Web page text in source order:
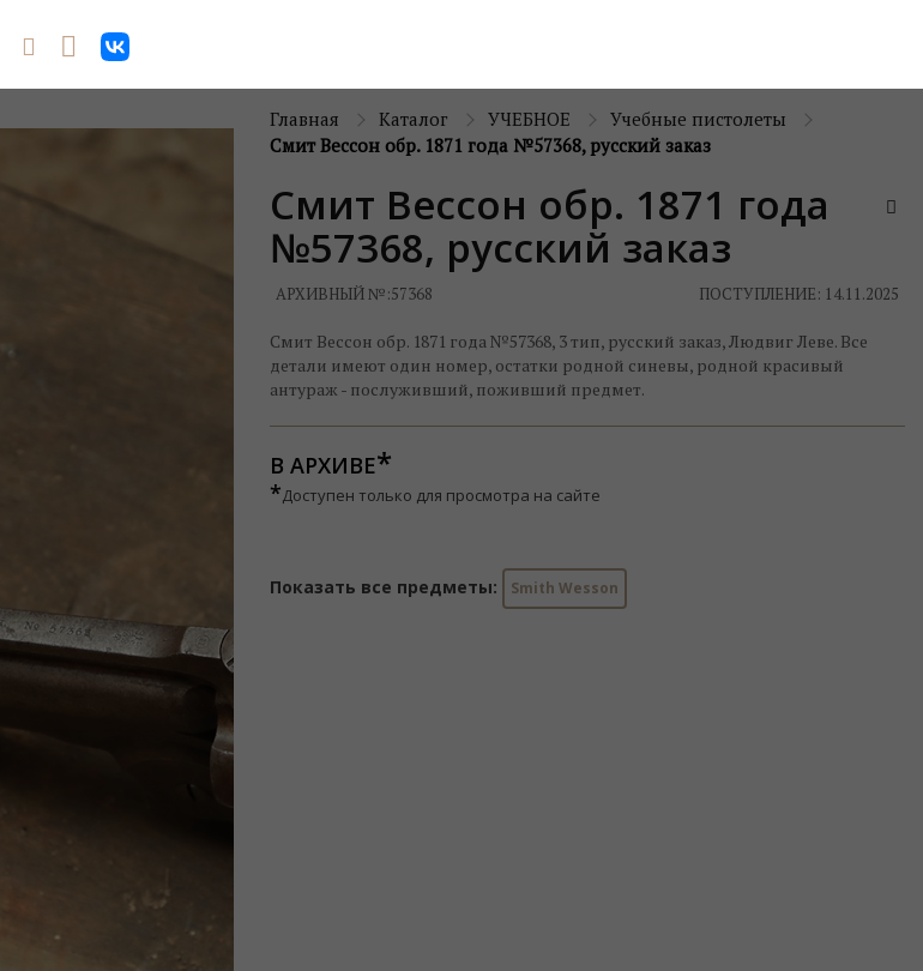
Главная Каталог УЧЕБНОЕ
Учебные пистолеты
Смит Вессон обр. 1871 года №57368, русский заказ
Смит Вессон обр. 1871 года
№57368, русский заказ
АРХИВНЫЙ №:57368 ПОСТУПЛЕНИЕ: 14.11.2025
Смит Вессон обр. 1871 года №57368, 3 тип, русский заказ, Людвиг Леве. Все
детали имеют один номер, остатки родной синевы, родной красивый
антураж - послуживший, поживший предмет.
В АРХИВЕ
*Доступен только для просмотра на сайте
Показать все предметы: Smith Wesson